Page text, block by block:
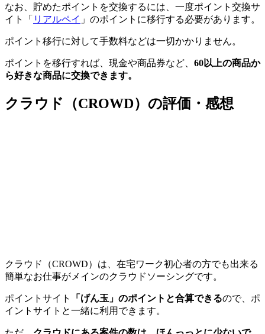
なお、貯めたポイントを交換するには、一度ポイント交換サ
イト「 リアルペイ 」のポイントに移行する必要があります。
ポイント移行に対して手数料などは一切かかりません。
ポイントを移行すれば、現金や商品券など、 60以上の商品か
ら好きな商品に交換できます。
クラウド（CROWD）の評価・感想
クラウド（CROWD）は、在宅ワーク初心者の方でも出来る
簡単なお仕事がメインのクラウドソーシングです。
ポイントサイト 「げん玉」のポイントと合算できるので、ポ
イントサイトと一緒に利用できます。